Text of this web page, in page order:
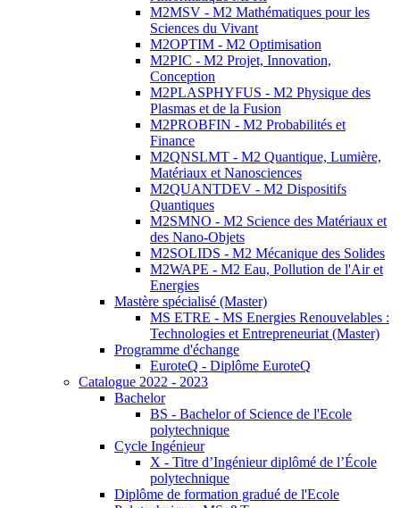
M2MSV - M2 Mathématiques pour les
Sciences du Vivant
M2OPTIM - M2 Optimisation
M2PIC - M2 Projet, Innovation,
Conception
M2PLASPHYFUS - M2 Physique des
Plasmas et de la Fusion
M2PROBFIN - M2 Probabilités et
Finance
M2QNSLMT - M2 Quantique, Lumière,
Matériaux et Nanosciences
M2QUANTDEV - M2 Dispositifs
Quantiques
M2SMNO - M2 Science des Matériaux et
des Nano-Objets
M2SOLIDS - M2 Mécanique des Solides
M2WAPE - M2 Eau, Pollution de l'Air et
Energies
Mastère spécialisé (Master)
MS ETRE - MS Energies Renouvelables :
Technologies et Entrepreneuriat (Master)
Programme d'échange
EuroteQ - Diplôme EuroteQ
Catalogue 2022 - 2023
Bachelor
BS - Bachelor of Science de l'Ecole
polytechnique
Cycle Ingénieur
X - Titre d’Ingénieur diplômé de l’École
polytechnique
Diplôme de formation gradué de l'Ecole